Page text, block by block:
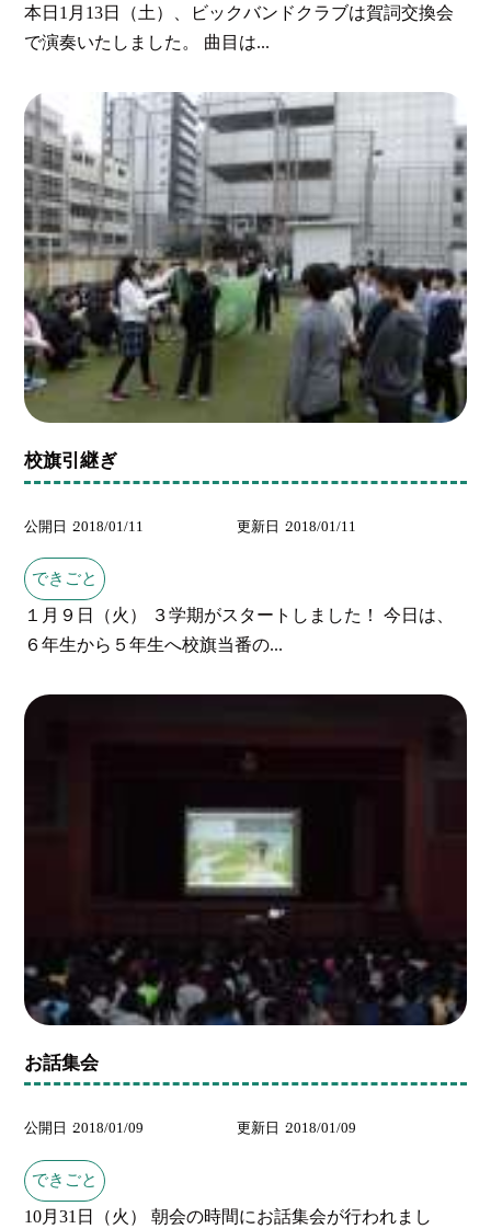
本日1月13日（土）、ビックバンドクラブは賀詞交換会
で演奏いたしました。 曲目は...
校旗引継ぎ
公開日 2018/01/11 更新日 2018/01/11
できごと
１月９日（火） ３学期がスタートしました！ 今日は、
６年生から５年生へ校旗当番の...
お話集会
公開日 2018/01/09 更新日 2018/01/09
できごと
10月31日（火） 朝会の時間にお話集会が行われまし